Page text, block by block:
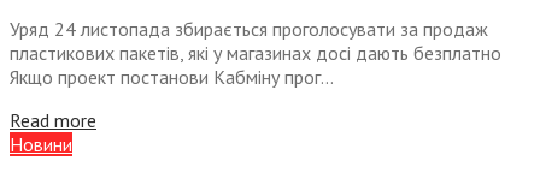
Уряд 24 листопада збирається проголосувати за продаж
пластикових пакетів, які у магазинах досі дають безплатно
Якщо проект постанови Кабміну прог...
Read more
Новини